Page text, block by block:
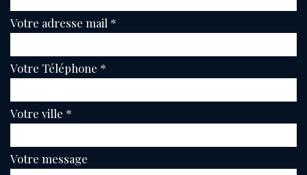
Votre adresse mail *
Votre Téléphone *
Votre ville *
Votre message